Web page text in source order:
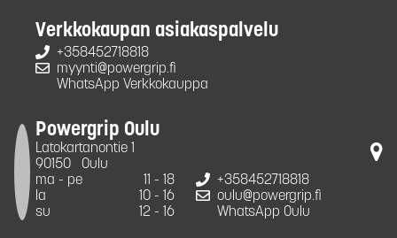
Verkkokaupan asiakaspalvelu
+358452718818
myynti@powergrip.fi
WhatsApp Verkkokauppa
Powergrip Oulu
Latokartanontie 1
90150
Oulu
ma - pe
11 - 18
la
10 - 16
su
12 - 16
+358452718818
oulu@powergrip.fi
WhatsApp Oulu